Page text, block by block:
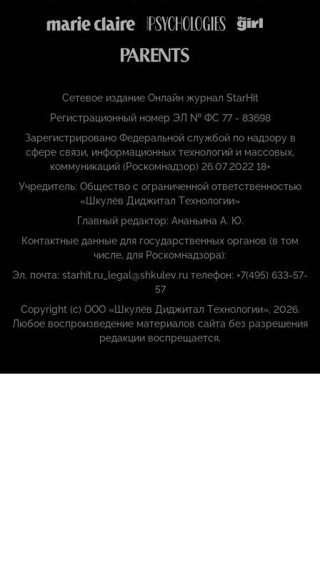
Сетевое издание Онлайн журнал StarHit
Регистрационный номер ЭЛ № ФС 77 - 83698
Зарегистрировано Федеральной службой по надзору в
сфере связи, информационных технологий и массовых,
коммуникаций (Роскомнадзор) 26.07.2022 18+
Учредитель: Общество с ограниченной ответственностью
«Шкулёв Диджитал Технологии»
Главный редактор: Ананьина А. Ю.
Контактные данные для государственных органов (в том
числе, для Роскомнадзора):
Эл. почта: starhit.ru_legal@shkulev.ru телефон: +7(495) 633-57-
57
Copyright (с) ООО «Шкулёв Диджитал Технологии», 2026.
Любое воспроизведение материалов сайта без разрешения
редакции воспрещается.